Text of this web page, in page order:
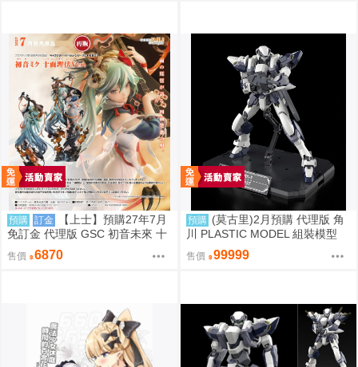
證 簽感謝簽名板トミー27 ［箱庭
交響曲-通販］
預購 訂金
【上士】預購27年7月
免訂金 代理版 GSC 初音未來 十
面埋伏Ver. 1/7 再版
售價 6870
預購 (莫古里)2月預購 代理版 角
川 PLASTIC MODEL 組裝模型
驚爆危機 1/48 強弩兵 特別套組
免訂金
售價 99999